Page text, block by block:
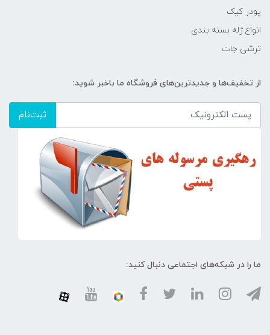
پودر کیک
انواع ژله بسته بندی
ترشی جات
از تخفیف‌ها و جدیدترین‌های فروشگاه ما باخبر شوید:
ثبت‌نام
ما را در شبکه‌های اجتماعی دنبال کنید: